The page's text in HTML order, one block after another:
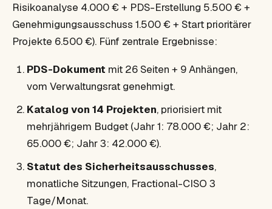
Risikoanalyse 4.000 € + PDS-Erstellung 5.500 € +
Genehmigungsausschuss 1.500 € + Start prioritärer
Projekte 6.500 €). Fünf zentrale Ergebnisse:
PDS-Dokument mit 26 Seiten + 9 Anhängen,
vom Verwaltungsrat genehmigt.
Katalog von 14 Projekten, priorisiert mit
mehrjährigem Budget (Jahr 1: 78.000 €; Jahr 2:
65.000 €; Jahr 3: 42.000 €).
Statut des Sicherheitsausschusses,
monatliche Sitzungen, Fractional-CISO 3
Tage/Monat.